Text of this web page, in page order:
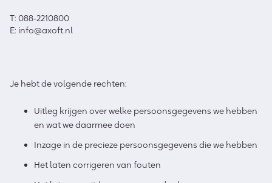
T: 088-2210800
E: info@axoft.nl
Je hebt de volgende rechten:
Uitleg krijgen over welke persoonsgegevens we hebben
en wat we daarmee doen
Inzage in de precieze persoonsgegevens die we hebben
Het laten corrigeren van fouten